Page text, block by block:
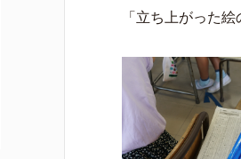
「立ち上がった